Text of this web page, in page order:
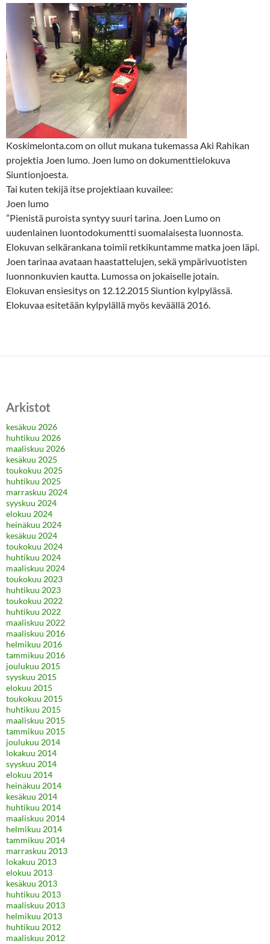
Koskimelonta.com on ollut mukana tukemassa Aki Rahikan
projektia Joen lumo. Joen lumo on dokumenttielokuva
Siuntionjoesta.
Tai kuten tekijä itse projektiaan kuvailee:
Joen lumo
”Pienistä puroista syntyy suuri tarina. Joen Lumo on
uudenlainen luontodokumentti suomalaisesta luonnosta.
Elokuvan selkärankana toimii retkikuntamme matka joen läpi.
Joen tarinaa avataan haastattelujen, sekä ympärivuotisten
luonnonkuvien kautta. Lumossa on jokaiselle jotain.
Elokuvan ensiesitys on 12.12.2015 Siuntion kylpylässä.
Elokuvaa esitetään kylpylällä myös keväällä 2016.
Arkistot
kesäkuu 2026
huhtikuu 2026
maaliskuu 2026
kesäkuu 2025
toukokuu 2025
huhtikuu 2025
marraskuu 2024
syyskuu 2024
elokuu 2024
heinäkuu 2024
kesäkuu 2024
toukokuu 2024
huhtikuu 2024
maaliskuu 2024
toukokuu 2023
huhtikuu 2023
toukokuu 2022
huhtikuu 2022
maaliskuu 2022
maaliskuu 2016
helmikuu 2016
tammikuu 2016
joulukuu 2015
syyskuu 2015
elokuu 2015
toukokuu 2015
huhtikuu 2015
maaliskuu 2015
tammikuu 2015
joulukuu 2014
lokakuu 2014
syyskuu 2014
elokuu 2014
heinäkuu 2014
kesäkuu 2014
huhtikuu 2014
maaliskuu 2014
helmikuu 2014
tammikuu 2014
marraskuu 2013
lokakuu 2013
elokuu 2013
kesäkuu 2013
huhtikuu 2013
maaliskuu 2013
helmikuu 2013
huhtikuu 2012
maaliskuu 2012